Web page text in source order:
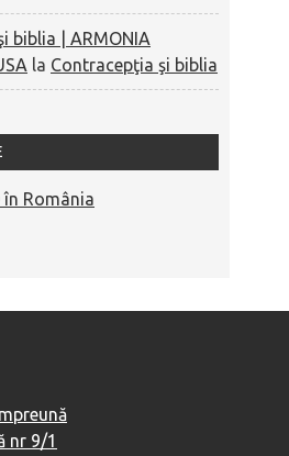
biblia | ARMONIA
la Contracepţia şi biblia
nr 9/1